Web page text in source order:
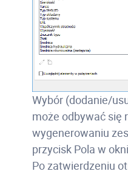
Wybór (dodanie/
może odbywać się
wygenerowaniu
przycisk Pola w
Po zatwierdzeniu